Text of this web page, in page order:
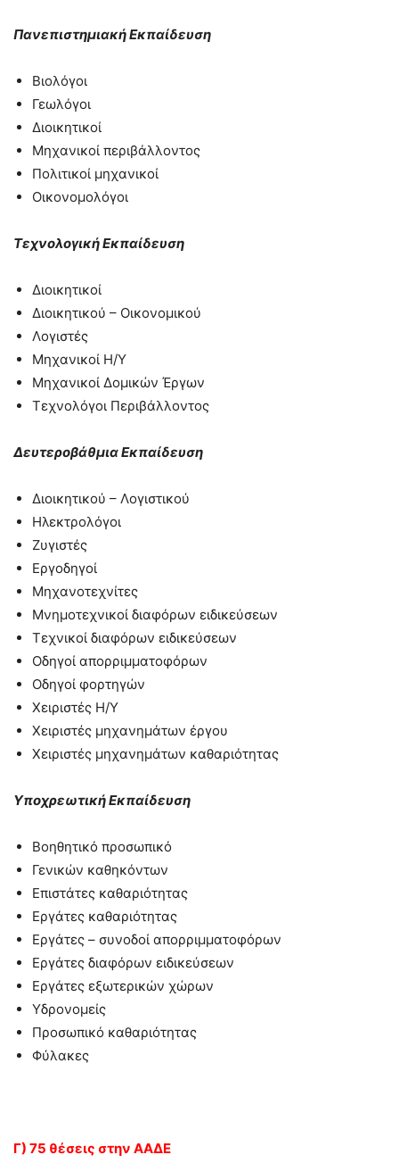
Πανεπιστημιακή Εκπαίδευση
Βιολόγοι
Γεωλόγοι
Διοικητικοί
Μηχανικοί περιβάλλοντος
Πολιτικοί μηχανικοί
Οικονομολόγοι
Τεχνολογική Εκπαίδευση
Διοικητικοί
Διοικητικού – Οικονομικού
Λογιστές
Μηχανικοί Η/Υ
Μηχανικοί Δομικών Έργων
Τεχνολόγοι Περιβάλλοντος
Δευτεροβάθμια Εκπαίδευση
Διοικητικού – Λογιστικού
Ηλεκτρολόγοι
Ζυγιστές
Εργοδηγοί
Μηχανοτεχνίτες
Μνημοτεχνικοί διαφόρων ειδικεύσεων
Τεχνικοί διαφόρων ειδικεύσεων
Οδηγοί απορριμματοφόρων
Οδηγοί φορτηγών
Χειριστές Η/Υ
Χειριστές μηχανημάτων έργου
Χειριστές μηχανημάτων καθαριότητας
Υποχρεωτική Εκπαίδευση
Βοηθητικό προσωπικό
Γενικών καθηκόντων
Επιστάτες καθαριότητας
Εργάτες καθαριότητας
Εργάτες – συνοδοί απορριμματοφόρων
Εργάτες διαφόρων ειδικεύσεων
Εργάτες εξωτερικών χώρων
Υδρονομείς
Προσωπικό καθαριότητας
Φύλακες
Γ) 75 θέσεις στην ΑΑΔΕ